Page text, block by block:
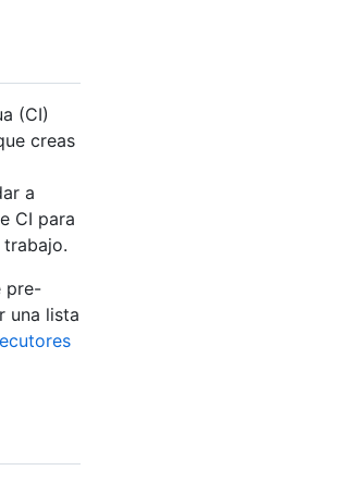
(CI)
creas
a
CI para
pre-
una lista